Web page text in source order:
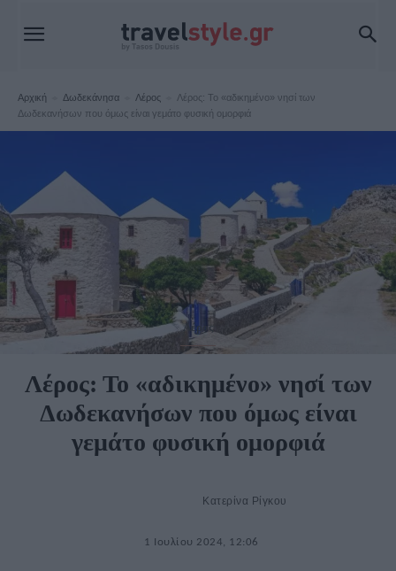
Αρχική Δωδεκάνησα Λέρος
Λέρος: Το «αδικημένο» νησί των
Δωδεκανήσων που όμως είναι γεμάτο φυσική ομορφιά
Λέρος
Λέρος: Το «αδικημένο» νησί των
Δωδεκανήσων που όμως είναι
γεμάτο φυσική ομορφιά
Κατερίνα Ρίγκου
1 Ιουλίου 2024, 12:06